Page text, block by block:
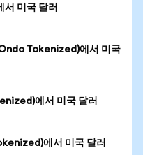
미국 달러
Tokenized)에서 미국
에서 미국 달러
에서 미국 달러